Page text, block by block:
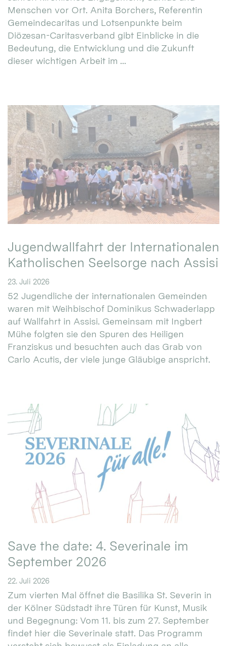
Menschen vor Ort. Anita Borchers, Referentin
Gemeindecaritas und Lotsenpunkte beim
Diözesan-Caritasverband gibt Einblicke in die
Bedeutung, die Entwicklung und die Zukunft
dieser wichtigen Arbeit im ...
Jugendwallfahrt der Internationalen
Katholischen Seelsorge nach Assisi
23. Juli 2026
52 Jugendliche der internationalen Gemeinden
waren mit Weihbischof Dominikus Schwaderlapp
auf Wallfahrt in Assisi. Gemeinsam mit Ingbert
Mühe folgten sie den Spuren des Heiligen
Franziskus und besuchten auch das Grab von
Carlo Acutis, der viele junge Gläubige anspricht.
Save the date: 4. Severinale im
September 2026
22. Juli 2026
Zum vierten Mal öffnet die Basilika St. Severin in
der Kölner Südstadt ihre Türen für Kunst, Musik
und Begegnung: Vom 11. bis zum 27. September
findet hier die Severinale statt. Das Programm